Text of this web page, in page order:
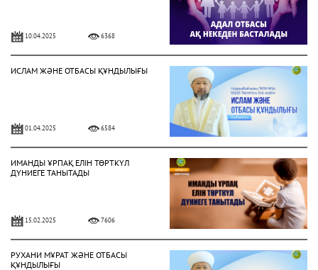
10.04.2025 6368
ИСЛАМ ЖӘНЕ ОТБАСЫ ҚҰНДЫЛЫҒЫ
01.04.2025 6584
ИМАНДЫ ҰРПАҚ ЕЛІН ТӨРТКҮЛ
ДҮНИЕГЕ ТАНЫТАДЫ
15.02.2025 7606
РУХАНИ МҰРАТ ЖӘНЕ ОТБАСЫ
ҚҰНДЫЛЫҒЫ